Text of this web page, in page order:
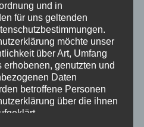
und in
für uns geltenden
möchte unser
über Art, Umfang
erhobenen, genutzten und
Daten
betroffene Personen
über die ihnen